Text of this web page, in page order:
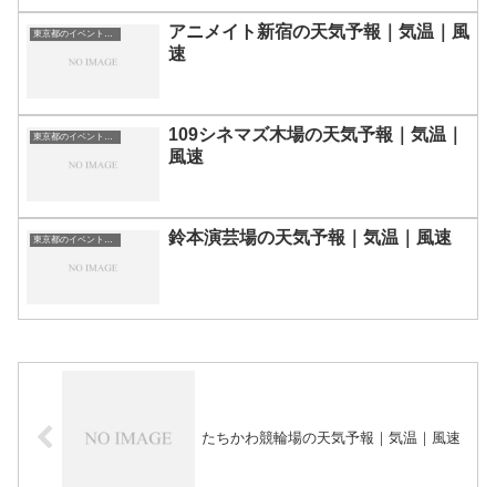
アニメイト新宿の天気予報｜気温｜風
速
109シネマズ木場の天気予報｜気温｜
風速
鈴本演芸場の天気予報｜気温｜風速
たちかわ競輪場の天気予報｜気温｜風速